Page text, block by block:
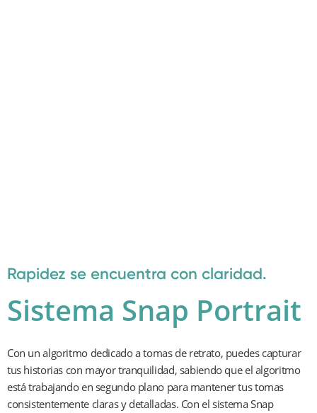
Rapidez se encuentra con claridad.
Sistema Snap Portrait
Con un algoritmo dedicado a tomas de retrato, puedes capturar
tus historias con mayor tranquilidad, sabiendo que el algoritmo
está trabajando en segundo plano para mantener tus tomas
consistentemente claras y detalladas. Con el sistema Snap